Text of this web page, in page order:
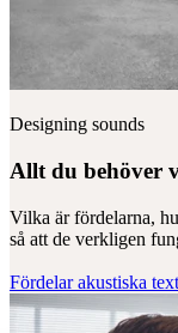
Designing sounds
Allt du behöver
Vilka är fördelarna,
så att de verkligen
Fördelar akustiska